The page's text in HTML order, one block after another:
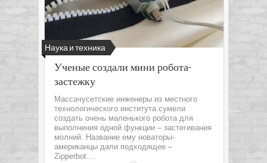
Наука и техника
Ученые создали мини робота-
застежку
Массачусетские инженеры из местного
технологического института сумели
создать очень маленького робота для
выполнения одной функции – застегивания
молний. Название ему новаторы-
американцы дали подходящее –
Zipperbot....